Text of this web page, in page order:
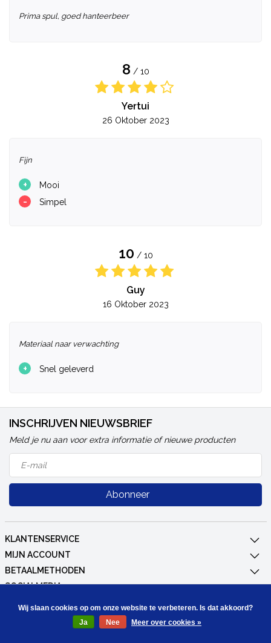
Prima spul, goed hanteerbeer
8 / 10
Yertui
26 Oktober 2023
Fijn
+ Mooi
- Simpel
10 / 10
Guy
16 Oktober 2023
Materiaal naar verwachting
+ Snel geleverd
INSCHRIJVEN NIEUWSBRIEF
Meld je nu aan voor extra informatie of nieuwe producten
Abonneer
KLANTENSERVICE
MIJN ACCOUNT
BETAALMETHODEN
SOCIALMEDIA
Wij slaan cookies op om onze website te verbeteren. Is dat akkoord?
Ja
Nee Meer over cookies »